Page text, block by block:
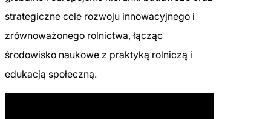
strategiczne cele rozwoju innowacyjnego i
zrównoważonego rolnictwa, łącząc
środowisko naukowe z praktyką rolniczą i
edukacją społeczną.